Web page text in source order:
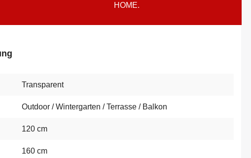
HOME.
Transparent
Outdoor / Wintergarten / Terrasse / Balkon
120 cm
160 cm